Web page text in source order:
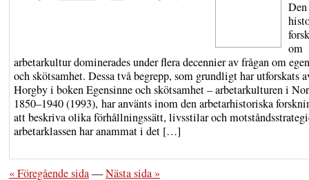
Den
om
arbetarkultur dominerades under flera decennier av frågan om
och skötsamhet. Dessa två begrepp, som grundligt har utforskats
Horgby i boken Egensinne och skötsamhet – arbetarkulturen i
1850–1940 (1993), har använts inom den arbetarhistoriska
att beskriva olika förhållningssätt, livsstilar och
arbetarklassen har anammat i det […]
« Föregående sida—Nästa sida »